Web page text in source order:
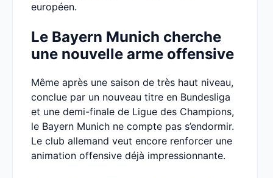
européen.
Le Bayern Munich cherche
une nouvelle arme offensive
Même après une saison de très haut niveau,
conclue par un nouveau titre en Bundesliga
et une demi-finale de Ligue des Champions,
le Bayern Munich ne compte pas s’endormir.
Le club allemand veut encore renforcer une
animation offensive déjà impressionnante.